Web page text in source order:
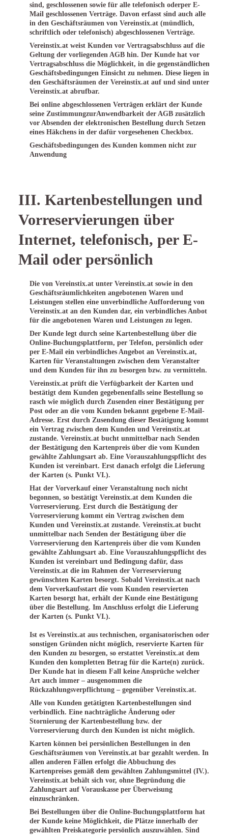
sind, geschlossenen sowie für alle telefonisch oderper E-
Mail geschlossenen Verträge. Davon erfasst sind auch alle
in den Geschäftsräumen von Vereinstix.at (mündlich,
schriftlich oder telefonisch) abgeschlossenen Verträge.
Vereinstix.at weist Kunden vor Vertragsabschluss auf die
Geltung der vorliegenden AGB hin. Der Kunde hat vor
Vertragsabschluss die Möglichkeit, in die gegenständlichen
Geschäftsbedingungen Einsicht zu nehmen. Diese liegen in
den Geschäftsräumen der Vereinstix.at auf und sind unter
Vereinstix.at abrufbar.
Bei online abgeschlossenen Verträgen erklärt der Kunde
seine ZustimmungzurAnwendbarkeit der AGB zusätzlich
vor Absenden der elektronischen Bestellung durch Setzen
eines Häkchens in der dafür vorgesehenen Checkbox.
Geschäftsbedingungen des Kunden kommen nicht zur
Anwendung
III. Kartenbestellungen und
Vorreservierungen über
Internet, telefonisch, per E-
Mail oder persönlich
Die von Vereinstix.at unter Vereinstix.at sowie in den
Geschäftsräumlichkeiten angebotenen Waren und
Leistungen stellen eine unverbindliche Aufforderung von
Vereinstix.at an den Kunden dar, ein verbindliches Anbot
für die angebotenen Waren und Leistungen zu legen.
Der Kunde legt durch seine Kartenbestellung über die
Online-Buchungsplattform, per Telefon, persönlich oder
per E-Mail ein verbindliches Angebot an Vereinstix.at,
Karten für Veranstaltungen zwischen dem Veranstalter
und dem Kunden für ihn zu besorgen bzw. zu vermitteln.
Vereinstix.at prüft die Verfügbarkeit der Karten und
bestätigt dem Kunden gegebenenfalls seine Bestellung so
rasch wie möglich durch Zusenden einer Bestätigung per
Post oder an die vom Kunden bekannt gegebene E-Mail-
Adresse. Erst durch Zusendung dieser Bestätigung kommt
ein Vertrag zwischen dem Kunden und Vereinstix.at
zustande. Vereinstix.at bucht unmittelbar nach Senden
der Bestätigung den Kartenpreis über die vom Kunden
gewählte Zahlungsart ab. Eine Vorauszahlungspflicht des
Kunden ist vereinbart. Erst danach erfolgt die Lieferung
der Karten (s. Punkt VI.).
Hat der Vorverkauf einer Veranstaltung noch nicht
begonnen, so bestätigt Vereinstix.at dem Kunden die
Vorreservierung. Erst durch die Bestätigung der
Vorreservierung kommt ein Vertrag zwischen dem
Kunden und Vereinstix.at zustande. Vereinstix.at bucht
unmittelbar nach Senden der Bestätigung über die
Vorreservierung den Kartenpreis über die vom Kunden
gewählte Zahlungsart ab. Eine Vorauszahlungspflicht des
Kunden ist vereinbart und Bedingung dafür, dass
Vereinstix.at die im Rahmen der Vorreservierung
gewünschten Karten besorgt. Sobald Vereinstix.at nach
dem Vorverkaufsstart die vom Kunden reservierten
Karten besorgt hat, erhält der Kunde eine Bestätigung
über die Bestellung. Im Anschluss erfolgt die Lieferung
der Karten (s. Punkt VI.).
Ist es Vereinstix.at aus technischen, organisatorischen oder
sonstigen Gründen nicht möglich, reservierte Karten für
den Kunden zu besorgen, so erstattet Vereinstix.at dem
Kunden den kompletten Betrag für die Karte(n) zurück.
Der Kunde hat in diesem Fall keine Ansprüche welcher
Art auch immer – ausgenommen die
Rückzahlungsverpflichtung – gegenüber Vereinstix.at.
Alle von Kunden getätigten Kartenbestellungen sind
verbindlich. Eine nachträgliche Änderung oder
Stornierung der Kartenbestellung bzw. der
Vorreservierung durch den Kunden ist nicht möglich.
Karten können bei persönlichen Bestellungen in den
Geschäftsräumen von Vereinstix.at bar gezahlt werden. In
allen anderen Fällen erfolgt die Abbuchung des
Kartenpreises gemäß dem gewählten Zahlungsmittel (IV.).
Vereinstix.at behält sich vor, ohne Begründung die
Zahlungsart auf Vorauskasse per Überweisung
einzuschränken.
Bei Bestellungen über die Online-Buchungsplattform hat
der Kunde keine Möglichkeit, die Plätze innerhalb der
gewählten Preiskategorie persönlich auszuwählen. Sind